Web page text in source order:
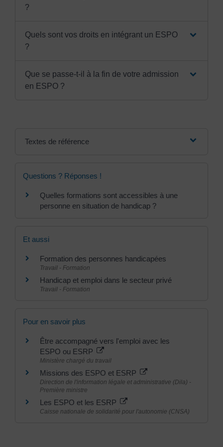
?
Quels sont vos droits en intégrant un ESPO
?
Que se passe-t-il à la fin de votre admission
en ESPO ?
Textes de référence
Questions ? Réponses !
Quelles formations sont accessibles à une
personne en situation de handicap ?
Et aussi
Formation des personnes handicapées
Travail - Formation
Handicap et emploi dans le secteur privé
Travail - Formation
Pour en savoir plus
Être accompagné vers l'emploi avec les
ESPO ou ESRP
Ministère chargé du travail
Missions des ESPO et ESRP
Direction de l'information légale et administrative (Dila) -
Première ministre
Les ESPO et les ESRP
Caisse nationale de solidarité pour l'autonomie (CNSA)